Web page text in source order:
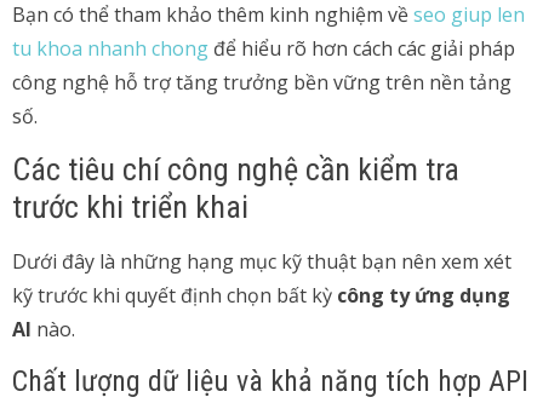
Bạn có thể tham khảo thêm kinh nghiệm vềseo giup len
tu khoa nhanh chong để hiểu rõ hơn cách các giải pháp
công nghệ hỗ trợ tăng trưởng bền vững trên nền tảng
số.
Các tiêu chí công nghệ cần kiểm tra
trước khi triển khai
Dưới đây là những hạng mục kỹ thuật bạn nên xem xét
kỹ trước khi quyết định chọn bất kỳ công ty ứng dụng
AI nào.
Chất lượng dữ liệu và khả năng tích hợp API